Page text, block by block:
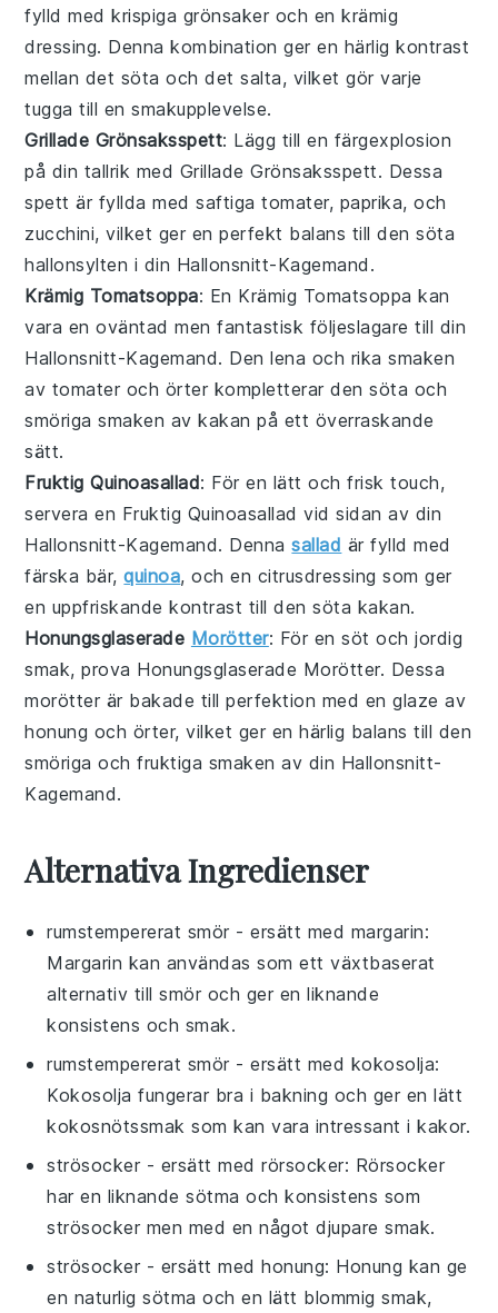
fylld medkrispiga grönsaker och enkrämig
dressing. Denna kombination ger en härlig kontrast
mellan det söta och det salta, vilket gör varje
tugga till en smakupplevelse.
Grillade Grönsaksspett: Lägg till en färgexplosion
på din tallrik med Grillade Grönsaksspett. Dessa
spett är fyllda medsaftiga tomater, paprika, och
zucchini, vilket ger en perfekt balans till den söta
hallonsylten i din Hallonsnitt-Kagemand .
Krämig Tomatsoppa: En Krämig Tomatsoppa kan
vara en oväntad men fantastisk följeslagare till din
Hallonsnitt-Kagemand. Den lena och rika smaken
av tomater och örter kompletterar den söta och
smöriga smaken av kakan på ett överraskande
sätt.
Fruktig Quinoasallad: För en lätt och frisk touch,
servera en Fruktig Quinoasallad vid sidan av din
Hallonsnitt-Kagemand. Dennasallad är fylld med
färska bär,quinoa, och en citrusdressing som ger
en uppfriskande kontrast till den söta kakan.
Honungsglaserade Morötter: För en söt och jordig
smak, prova Honungsglaserade Morötter. Dessa
morötter är bakade till perfektion med englaze av
honung och örter, vilket ger en härlig balans till den
smöriga och fruktiga smaken av din Hallonsnitt-
Kagemand.
Alternativa Ingredienser
rumstempererat smör - ersätt med margarin:
Margarin kan användas som ett växtbaserat
alternativ till smör och ger en liknande
konsistens och smak.
rumstempererat smör - ersätt med kokosolja:
Kokosolja fungerar bra i bakning och ger en lätt
kokosnötssmak som kan vara intressant i kakor.
strösocker - ersätt medrörsocker: Rörsocker
har en liknande sötma och konsistens som
strösocker men med en något djupare smak.
strösocker - ersätt medhonung: Honung kan ge
en naturlig sötma och en lätt blommig smak,